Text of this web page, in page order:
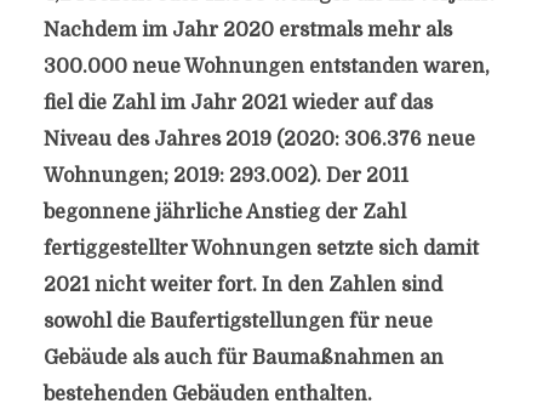
Nachdem im Jahr 2020 erstmals mehr als
300.000 neue Wohnungen entstanden waren,
fiel die Zahl im Jahr 2021 wieder auf das
Niveau des Jahres 2019 (2020: 306.376 neue
Wohnungen; 2019: 293.002). Der 2011
begonnene jährliche Anstieg der Zahl
fertiggestellter Wohnungen setzte sich damit
2021 nicht weiter fort. In den Zahlen sind
sowohl die Baufertigstellungen für neue
Gebäude als auch für Baumaßnahmen an
bestehenden Gebäuden enthalten.